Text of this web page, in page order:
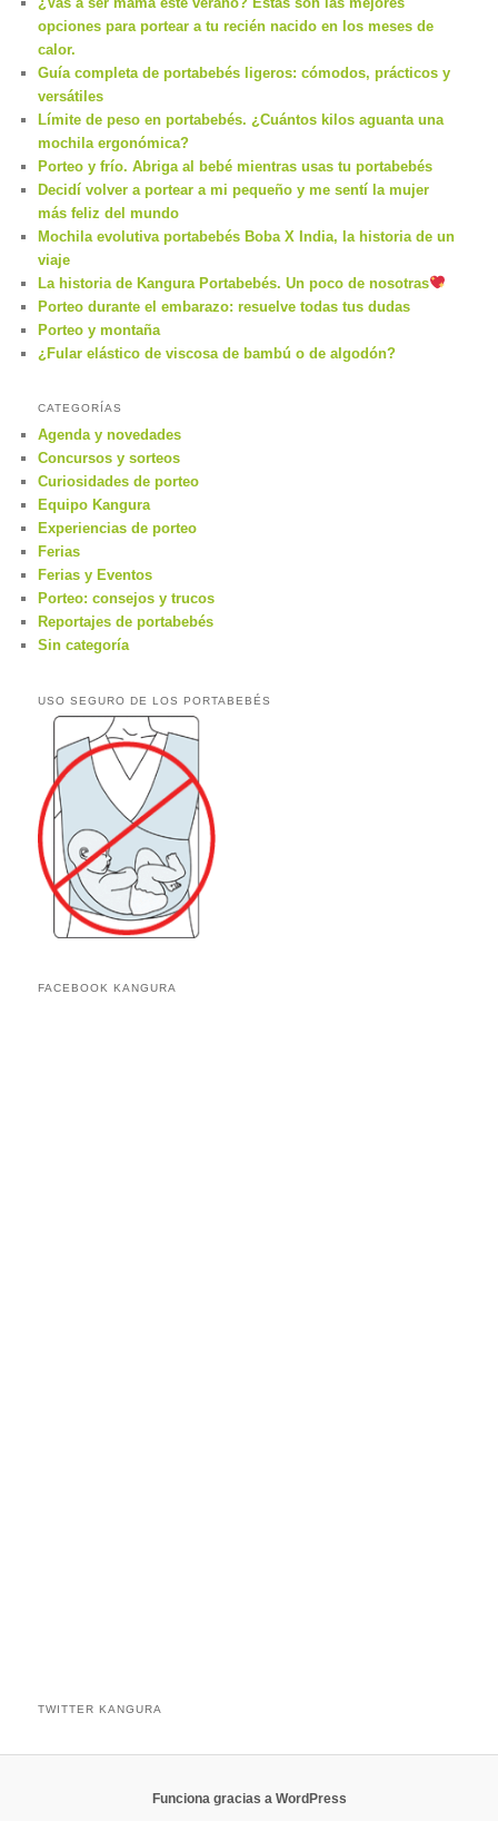
opciones para portear a tu recién nacido en los meses de
calor.
Guía completa de portabebés ligeros: cómodos, prácticos y
versátiles
Límite de peso en portabebés. ¿Cuántos kilos aguanta una
mochila ergonómica?
Porteo y frío. Abriga al bebé mientras usas tu portabebés
Decidí volver a portear a mi pequeño y me sentí la mujer
más feliz del mundo
Mochila evolutiva portabebés Boba X India, la historia de un
viaje
La historia de Kangura Portabebés. Un poco de nosotras
Porteo durante el embarazo: resuelve todas tus dudas
Porteo y montaña
¿Fular elástico de viscosa de bambú o de algodón?
CATEGORÍAS
Agenda y novedades
Concursos y sorteos
Curiosidades de porteo
Equipo Kangura
Experiencias de porteo
Ferias
Ferias y Eventos
Porteo: consejos y trucos
Reportajes de portabebés
Sin categoría
USO SEGURO DE LOS PORTABEBÉS
FACEBOOK KANGURA
TWITTER KANGURA
Funciona gracias a WordPress